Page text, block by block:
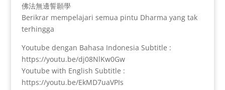
佛法無邊誓願學
Berikrar mempelajari semua pintu Dharma yang tak
terhingga
Youtube dengan Bahasa Indonesia Subtitle :
https://youtu.be/dj08NlKw0Gw
Youtube with English Subtitle :
https://youtu.be/EkMD7uaVPIs